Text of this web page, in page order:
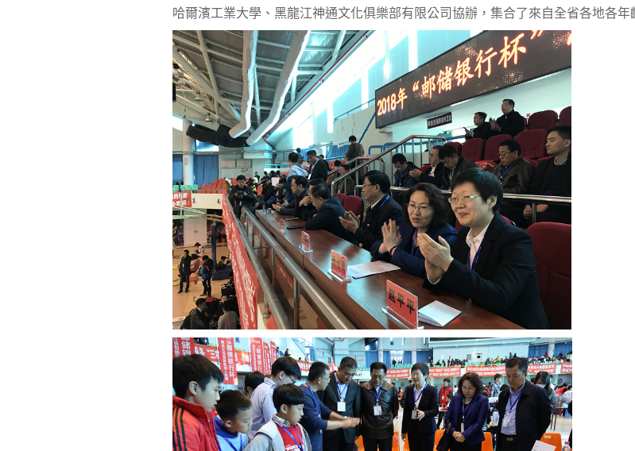
哈爾濱工業大學、黑龍江神通文化俱樂部有限公司協辦，集合了來自全省各地各